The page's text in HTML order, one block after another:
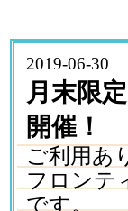
2019-06-30
月末限
開催！
ご利用あ
フロンテ
です。